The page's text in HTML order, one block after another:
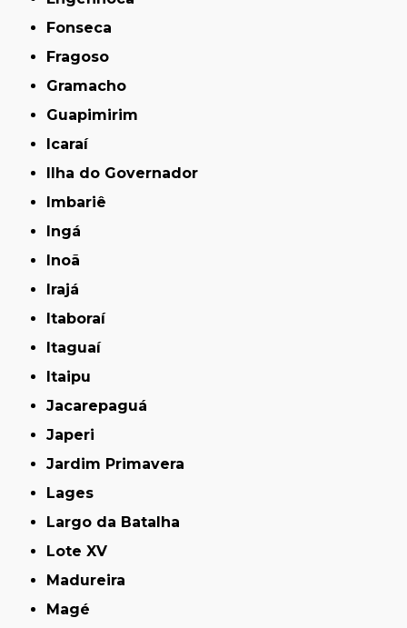
Fonseca
Fragoso
Gramacho
Guapimirim
Icaraí
Ilha do Governador
Imbariê
Ingá
Inoã
Irajá
Itaboraí
Itaguaí
Itaipu
Jacarepaguá
Japeri
Jardim Primavera
Lages
Largo da Batalha
Lote XV
Madureira
Magé